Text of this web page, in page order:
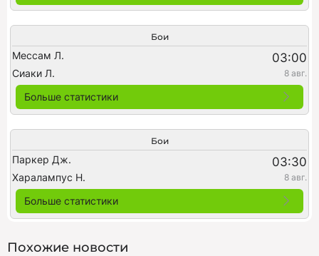
Бои
Мессам Л. 03:00
Сиаки Л. 8 авг.
Больше статистики
Бои
Паркер Дж. 03:30
Харалампус Н. 8 авг.
Больше статистики
Похожие новости